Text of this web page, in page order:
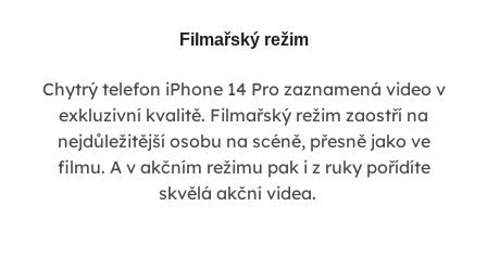
Filmařský režim
Chytrý telefon iPhone 14 Pro zaznamená video v
exkluzivní kvalitě. Filmařský režim zaostří na
nejdůležitější osobu na scéně, přesně jako ve
filmu. A v akčním režimu pak i z ruky pořídíte
skvělá akční videa.